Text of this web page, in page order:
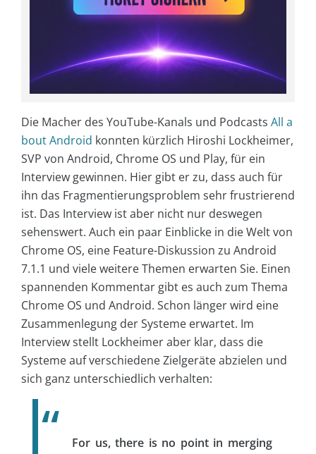
Die Macher des YouTube-Kanals und Podcasts All a
bout Android konnten kürzlich Hiroshi Lockheimer,
SVP von Android, Chrome OS und Play, für ein
Interview gewinnen. Hier gibt er zu, dass auch für
ihn das Fragmentierungsproblem sehr frustrierend
ist. Das Interview ist aber nicht nur deswegen
sehenswert. Auch ein paar Einblicke in die Welt von
Chrome OS, eine Feature-Diskussion zu Android
7.1.1 und viele weitere Themen erwarten Sie. Einen
spannenden Kommentar gibt es auch zum Thema
Chrome OS und Android. Schon länger wird eine
Zusammenlegung der Systeme erwartet. Im
Interview stellt Lockheimer aber klar, dass die
Systeme auf verschiedene Zielgeräte abzielen und
sich ganz unterschiedlich verhalten:
For us, there is no point in merging